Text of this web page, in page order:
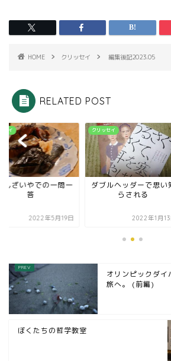
HOME クリッセイ 編集後記2023.05
RELATED POST
セイ
んざいやでの一問一
答
2022年5月19日
クリッセイ
ダブルヘッダーで思い
らされる
2022年1月13
オリンピックダ
旅へ。 (前編)
ぼくたちの哲学教室